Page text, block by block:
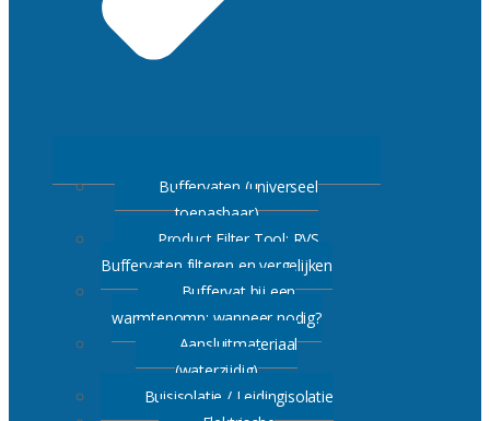
Buffervaten (universeel
toepasbaar)
Product Filter Tool: RVS
Buffervaten filteren en vergelijken
Buffervat bij een
warmtepomp: wanneer nodig?
Aansluitmateriaal
(waterzijdig)
Buisisolatie / Leidingisolatie